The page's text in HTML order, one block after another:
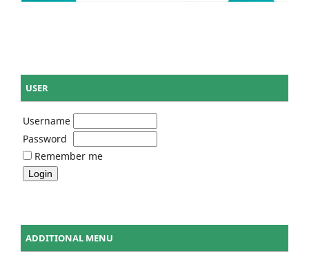
USER
Username
Password
Remember me
ADDITIONAL MENU